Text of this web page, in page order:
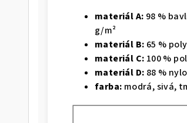
materiál A: 98 %
g/m²
materiál B: 65 %
materiál C: 100 %
materiál D: 88 %
farba: modrá, sivá,